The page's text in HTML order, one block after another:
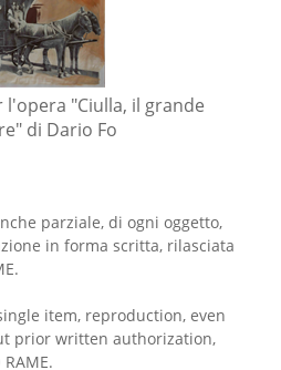
l'opera "Ciulla, il grande
di Dario Fo
parziale, di ogni oggetto,
in forma scritta, rilasciata
item, reproduction, even
prior written authorization,